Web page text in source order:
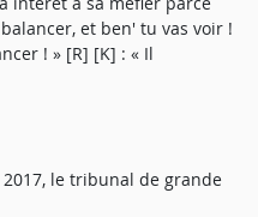
et ben' tu vas voir !
! » [R] [K] : « Il
le tribunal de grande